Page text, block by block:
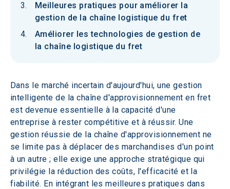
Meilleures pratiques pour améliorer la
gestion de la chaîne logistique du fret
Améliorer les technologies de gestion de
la chaîne logistique du fret
Dans le marché incertain d'aujourd'hui, une gestion
intelligente de la chaîne d'approvisionnement en fret
est devenue essentielle à la capacité d'une
entreprise à rester compétitive et à réussir. Une
gestion réussie de la chaîne d'approvisionnement ne
se limite pas à déplacer des marchandises d'un point
à un autre ; elle exige une approche stratégique qui
privilégie la réduction des coûts, l'efficacité et la
fiabilité. En intégrant les meilleures pratiques dans